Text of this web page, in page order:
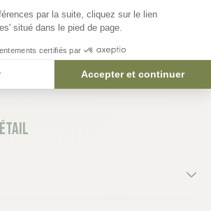
par la suite, cliquez sur le lien
situé dans le pied de page.
certifiés par
Accepter et continuer